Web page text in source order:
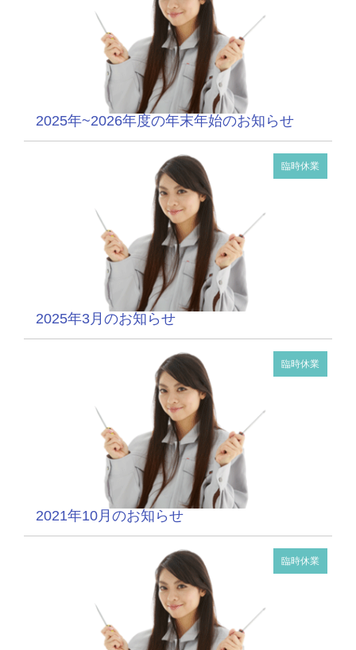
2025年~2026年度の年末年始のお知らせ
臨時休業
2025年3月のお知らせ
臨時休業
2021年10月のお知らせ
臨時休業